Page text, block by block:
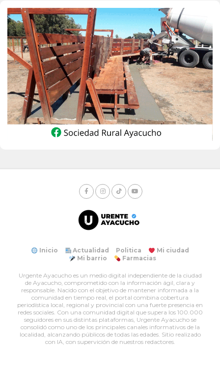
Inicio Actualidad Politica
Mi ciudad
Mi barrio
Farmacias
Urgente Ayacucho es un medio digital independiente de la ciudad
de Ayacucho, comprometido con la información ágil, clara y
responsable. Nacido con el objetivo de mantener informada a la
comunidad en tiempo real, el portal combina cobertura
periodística local, regional y provincial con una fuerte presencia en
redes sociales. Con una comunidad digital que supera los 100.000
seguidores en sus distintas plataformas, Urgente Ayacucho se
consolidó como uno de los principales canales informativos de la
localidad, alcanzando públicos de todas las edades. Sitio realizado
con IA, con supervición de nuestros redactores.